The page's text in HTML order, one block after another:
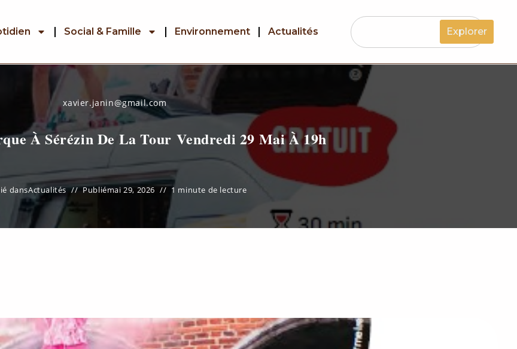
Social & Famille Environnement Actualités Explorer
xavier.janin@gmail.com
À Sérézin De La Tour Vendredi 29 Mai À 19h
dansActualités Publiémai 29, 2026 1 minute de lecture